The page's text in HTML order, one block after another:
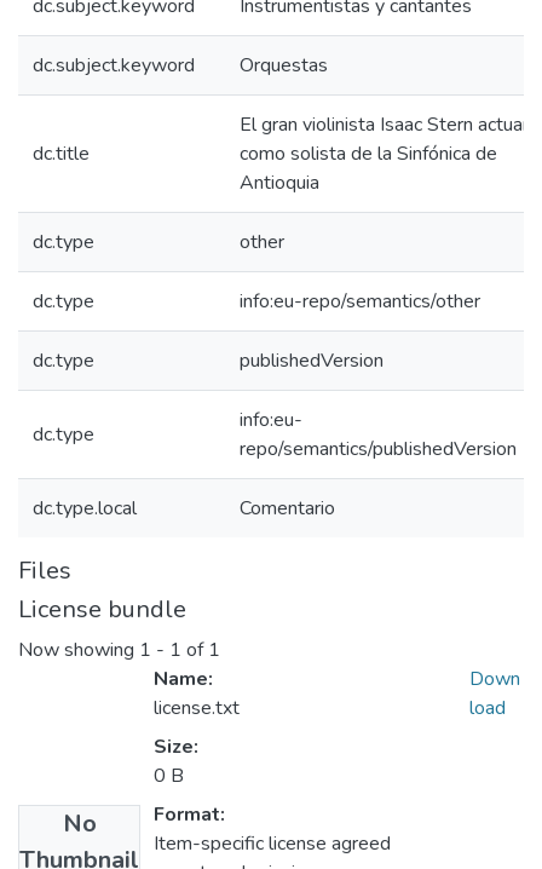
dc.subject.keyword Instrumentistas y cantantes
dc.subject.keyword Orquestas
dc.title
El gran violinista Isaac Stern actuará
como solista de la Sinfónica de
Antioquia
dc.type other
dc.type info:eu-repo/semantics/other
dc.type publishedVersion
dc.type
info:eu-
repo/semantics/publishedVersion
dc.type.local Comentario
Files
License bundle
Now showing 1 - 1 of 1
No
Thumbnail
Name:
license.txt
Size:
0 B
Format:
Item-specific license agreed
Down
load